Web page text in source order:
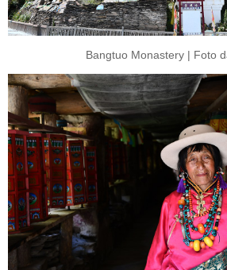
Bangtuo Monastery | Foto